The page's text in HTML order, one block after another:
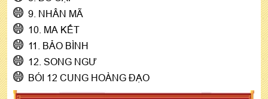
9. NHÂN MÃ
10. MA KẾT
11. BẢO BÌNH
12. SONG NGƯ
BÓI 12 CUNG HOÀNG ĐẠO